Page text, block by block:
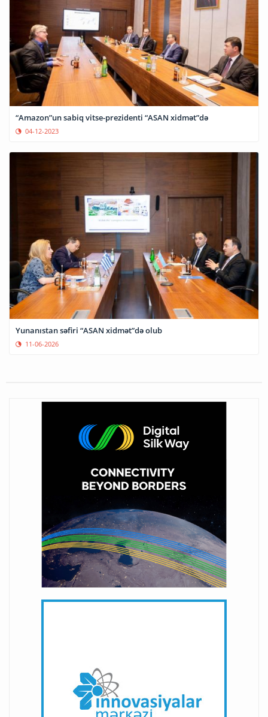
“Amazon”un sabiq vitse-prezidenti “ASAN xidmət”də
04-12-2023
Yunanıstan səfiri “ASAN xidmət”də olub
11-06-2026